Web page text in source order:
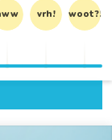
vrh! woot?!